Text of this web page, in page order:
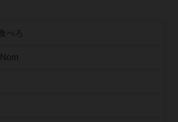
べろ